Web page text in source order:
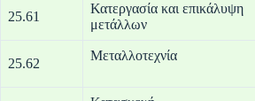
25.61
Κατεργασία και επικάλυψη
25.62